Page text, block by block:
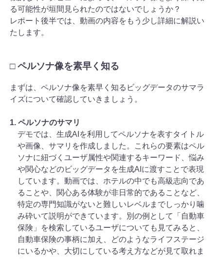
る可能性が垣間見られたのではないでしょうか？
レポート後半では、動画の内容をもう少し詳細に解説い
たします。
□ ペルソナ像を素早く知る
まずは、ペルソナ像を素早く知るビッグデータのサマラ
イズについて確認していきましょう。
1. ペルソナのサマリ
デモでは、生成AIを利用してペルソナを表すタイトル
や画像、サマリを作成しました。これらの要素はペル
ソナに紐づくユーザ属性や関連するキーワード、悩み
や関心などのビッグデータを生成AIに渡すことで表現
しています。動画では、ホテルの中でも高級志向であ
ることや、関心ある体験が非日常的であることなど、
特定の専門知識がないと難しいレベルまでしっかり噛
み砕いて説明ができています。別の例として「自動車
保険」を検索しているユーザについても見てみると、
自動車保険の事柄に加え、どのようなライフステージ
にいるかや、大切にしている考え方などが見て取れま